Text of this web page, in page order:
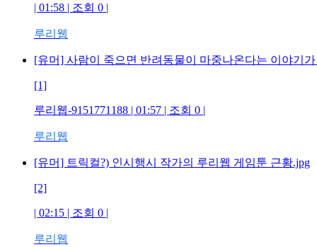
| 01:58 | 조회 0 |
루리웹
[유머] 사람이 죽으면 반려동물이 마중나온다는 이야기
[1]
루리웹-9151771188 | 01:57 | 조회 0 |
루리웹
[유머] 트릭컬?) 인시행시 작가의 루리웹 게임툰 근황.jpg
[2]
| 02:15 | 조회 0 |
루리웹